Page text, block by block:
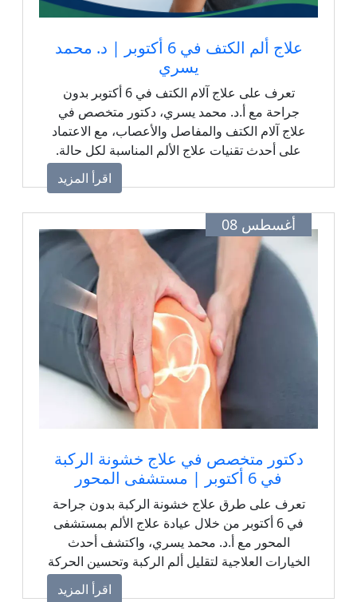
علاج ألم الكتف في 6 أكتوبر | د. محمد
يسري
تعرف على علاج آلام الكتف في 6 أكتوبر بدون
جراحة مع أ.د. محمد يسري، دكتور متخصص في
علاج آلام الكتف والمفاصل والأعصاب، مع الاعتماد
على أحدث تقنيات علاج الألم المناسبة لكل حالة.
اقرأ المزيد
أغسطس 08
دكتور متخصص في علاج خشونة الركبة
في 6 أكتوبر | مستشفى المحور
تعرف على طرق علاج خشونة الركبة بدون جراحة
في 6 أكتوبر من خلال عيادة علاج الألم بمستشفى
المحور مع أ.د. محمد يسري، واكتشف أحدث
الخيارات العلاجية لتقليل ألم الركبة وتحسين الحركة
وجودة الحياة وفقًا لحالة كل مريض.اقرأ المزيد